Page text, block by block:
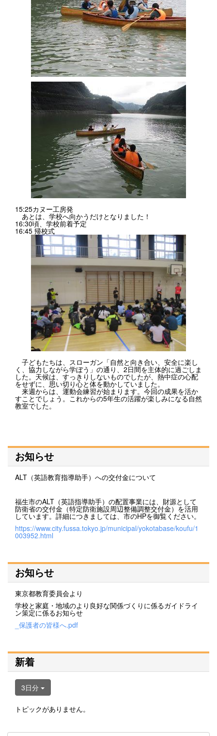
15:25カヌー工房発
あとは、学校へ向かうだけとなりました！
16:30頃、学校前着予定
16:45 帰校式
子どもたちは、スローガン「自然と向き合い、安全に楽し
く、協力しながら学ぼう」の通り、2日間を主体的に過ごしま
した。天候は、すっきりしないものでしたが、熱中症の心配
をせずに、思い切り心と体を動かしていました。
来週からは、運動会練習が始まります。今回の成果を活か
すことでしょう。これからの5年生の活躍が楽しみになる自然
教室でした。
お知らせ
ALT（英語教育指導助手）への交付金について
福生市のALT（英語指導助手）の配置事業には、財源として
防衛省の交付金（特定防衛施設周辺整備調整交付金）を活用
しています。詳細につきましては、市のHPを御覧ください。
https://www.city.fussa.tokyo.jp/municipal/yokotabase/koufu/1
003952.html
お知らせ
東京都教育委員会より
学校と家庭・地域のより良好な関係づくりに係るガイドライ
ン策定に係るお知らせ
_保護者の皆様へ.pdf
新着
3日分
トピックがありません。